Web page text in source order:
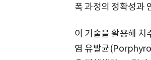
폭 과정의 정확성과
이 기술을 활용해
염 유발균